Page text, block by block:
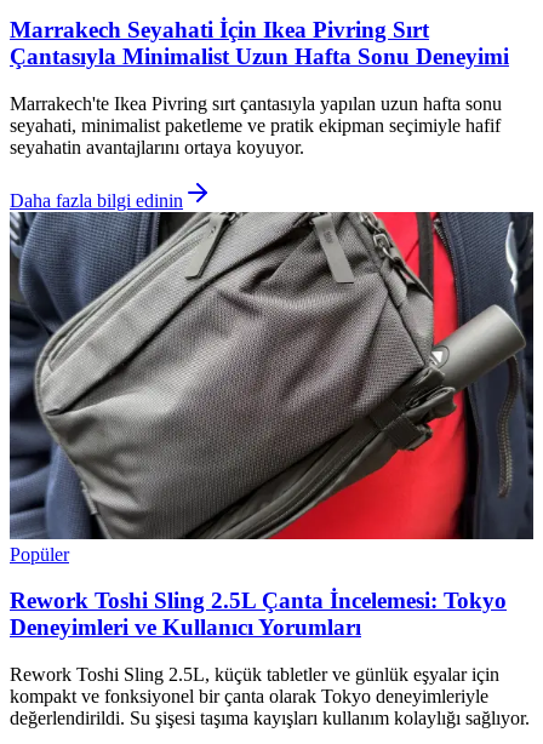
Marrakech Seyahati İçin Ikea Pivring Sırt
Çantasıyla Minimalist Uzun Hafta Sonu Deneyimi
Marrakech'te Ikea Pivring sırt çantasıyla yapılan uzun hafta sonu
seyahati, minimalist paketleme ve pratik ekipman seçimiyle hafif
seyahatin avantajlarını ortaya koyuyor.
Daha fazla bilgi edinin
Popüler
Rework Toshi Sling 2.5L Çanta İncelemesi: Tokyo
Deneyimleri ve Kullanıcı Yorumları
Rework Toshi Sling 2.5L, küçük tabletler ve günlük eşyalar için
kompakt ve fonksiyonel bir çanta olarak Tokyo deneyimleriyle
değerlendirildi. Su şişesi taşıma kayışları kullanım kolaylığı sağlıyor.